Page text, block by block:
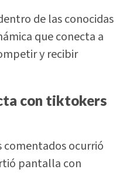
de las conocidas
que conecta a
y recibir
con tiktokers
comentados ocurrió
pantalla con